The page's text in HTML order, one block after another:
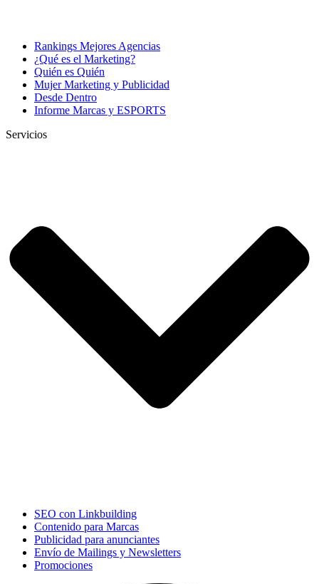
Rankings Mejores Agencias
¿Qué es el Marketing?
Quién es Quién
Mujer Marketing y Publicidad
Desde Dentro
Informe Marcas y ESPORTS
Servicios
SEO con Linkbuilding
Contenido para Marcas
Publicidad para anunciantes
Envío de Mailings y Newsletters
Promociones